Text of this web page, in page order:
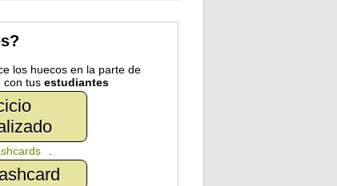
los huecos en la parte de
con tus estudiantes